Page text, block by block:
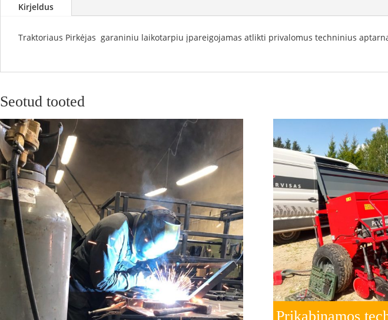
Kirjeldus
Traktoriaus Pirkėjas garaniniu laikotarpiu įpareigojamas atlikti privalomus techninius
Seotud tooted
Prikabinamos